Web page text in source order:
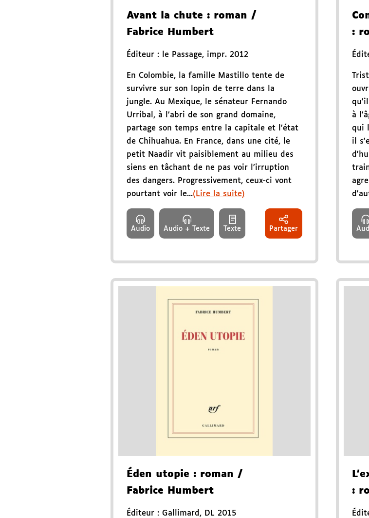
Avant la chute : roman /
Fabrice Humbert
Éditeur : le Passage, impr. 2012
En Colombie, la famille Mastillo tente de
survivre sur son lopin de terre dans la
jungle. Au Mexique, le sénateur Fernando
Urribal, à l’abri de son grand domaine,
partage son temps entre la capitale et l’état
de Chihuahua. En France, dans une cité, le
petit Naadir vit paisiblement au milieu des
siens en tâchant de ne pas voir l’irruption
des dangers. Progressivement, ceux-ci vont
pourtant voir le...(Lire la suite)
Audio Audio + Texte Texte Partager
:
qu'il
à
qui
il
Éden utopie : roman /
Fabrice Humbert
Éditeur : Gallimard , DL 2015
: